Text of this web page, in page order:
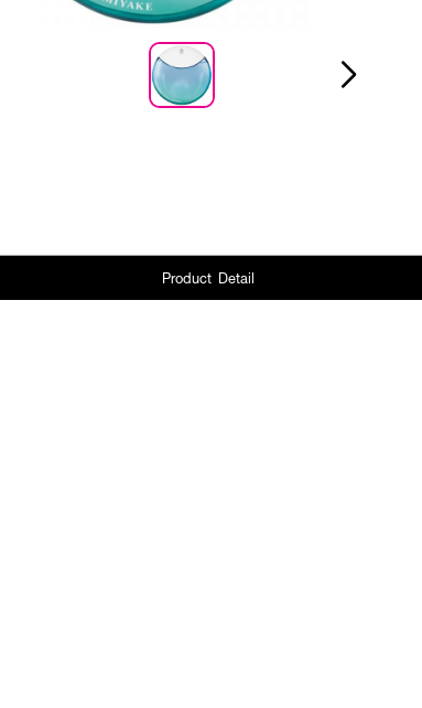
Product Detail